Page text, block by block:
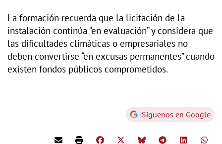
La formación recuerda que la licitación de la
instalación continúa “en evaluación” y considera que
las dificultades climáticas o empresariales no
deben convertirse “en excusas permanentes” cuando
existen fondos públicos comprometidos.
Síguenos en Google